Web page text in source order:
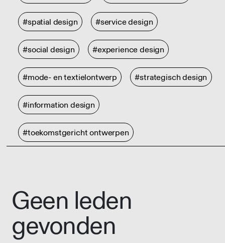
#spatial design #service design
#social design #experience design
#mode- en textielontwerp #strategisch design
#information design
#toekomstgericht ontwerpen
Geen leden
gevonden